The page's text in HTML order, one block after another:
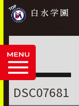
白水学園
DSC07681